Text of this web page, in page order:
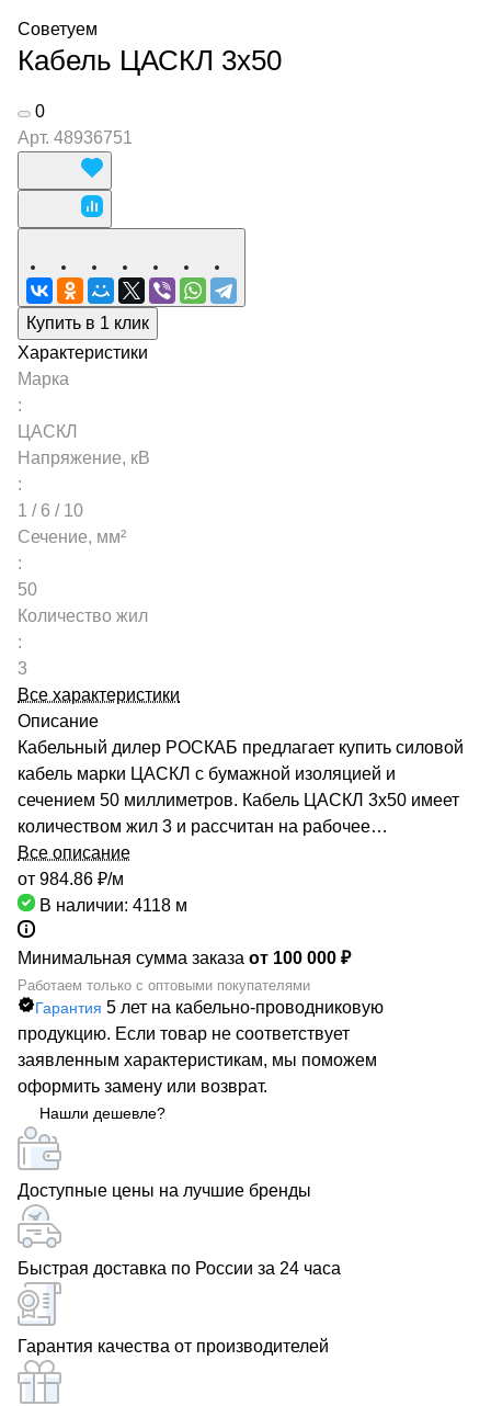
Советуем
Кабель ЦАСКЛ 3х50
0
Арт. 48936751
Купить в 1 клик
Характеристики
Марка
:
ЦАСКЛ
Напряжение, кВ
:
1 / 6 / 10
Сечение, мм²
:
50
Количество жил
:
3
Все характеристики
Описание
Кабельный дилер РОСКАБ предлагает купить силовой
кабель марки ЦАСКЛ с бумажной изоляцией и
сечением 50 миллиметров. Кабель ЦАСКЛ 3х50 имеет
количеством жил 3 и рассчитан на рабочее
напряжение до 6 киловольт. Качество продукции
подтверждено сертификатами производителей и
Госстандарта. Мы гарантируем низкие цены за счет
сотрудничества с такими предприятиями, как ОАО
«СЕВКАБЕЛЬ», ОАО «КАМКАБЕЛЬ», ОАО «ЭКЗ».
Каталог компании насчитывает более 70000
маркоразмеров кабельно-проводниковой продукции.
Быстрая доставка кабеля ЦАСКЛ 3х50 обеспечивается
большой сетью собственных складов по всей России.
РОСКАБ – ваш надежный партнер!
Все описание
от 984.86 ₽/м
В наличии: 4118 м
Минимальная сумма заказа от 100 000 ₽
Работаем только с оптовыми покупателями
Гарантия 5 лет на кабельно-проводниковую
продукцию. Если товар не соответствует
заявленным характеристикам, мы поможем
оформить замену или возврат.
Нашли дешевле?
Доступные цены на лучшие бренды
Быстрая доставка по России за 24 часа
Гарантия качества от производителей